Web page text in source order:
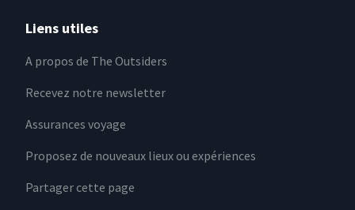
Liens utiles
A propos de The Outsiders
Recevez notre newsletter
Assurances voyage
Proposez de nouveaux lieux ou expériences
Partager cette page